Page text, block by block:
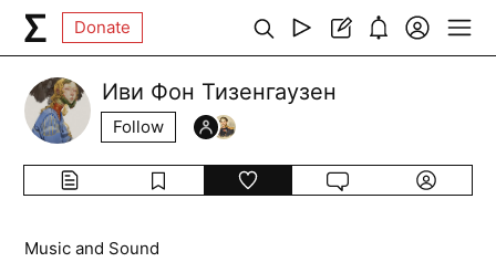
Donate
Иви Фон Тизенгаузен
Follow
Music and Sound